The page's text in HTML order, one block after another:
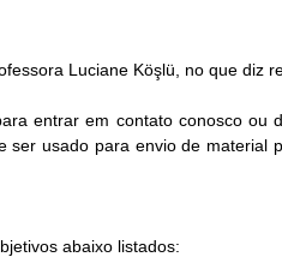
Luciane Köşlü, no que diz
entrar em contato conosco
usado para envio de material
abaixo listados: